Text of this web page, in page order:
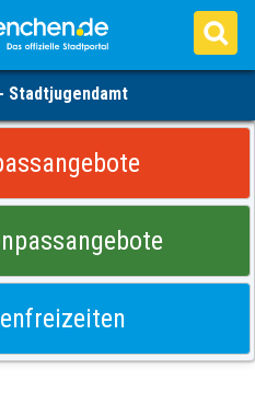
Stadtjugendamt